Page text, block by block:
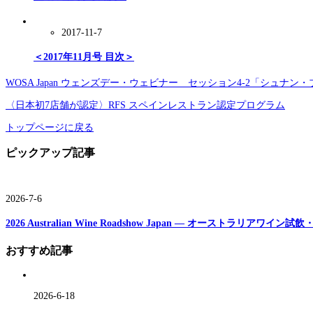
2017-11-7
＜2017年11月号 目次＞
WOSA Japan ウェンズデー・ウェビナー セッション4-2「シュナン・
〈日本初7店舗が認定〉RFS スペインレストラン認定プログラム
トップページに戻る
ピックアップ記事
2026-7-6
2026 Australian Wine Roadshow Japan ― オーストラリアワイン試飲
おすすめ記事
2026-6-18